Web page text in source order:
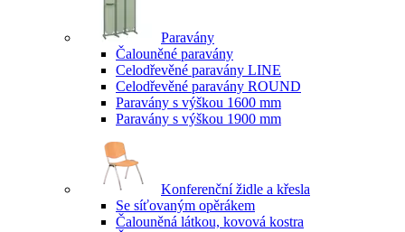
Paravány
Čalouněné paravány
Celodřevěné paravány LINE
Celodřevěné paravány ROUND
Paravány s výškou 1600 mm
Paravány s výškou 1900 mm
Konferenční židle a křesla
Se síťovaným opěrákem
Čalouněná látkou, kovová kostra